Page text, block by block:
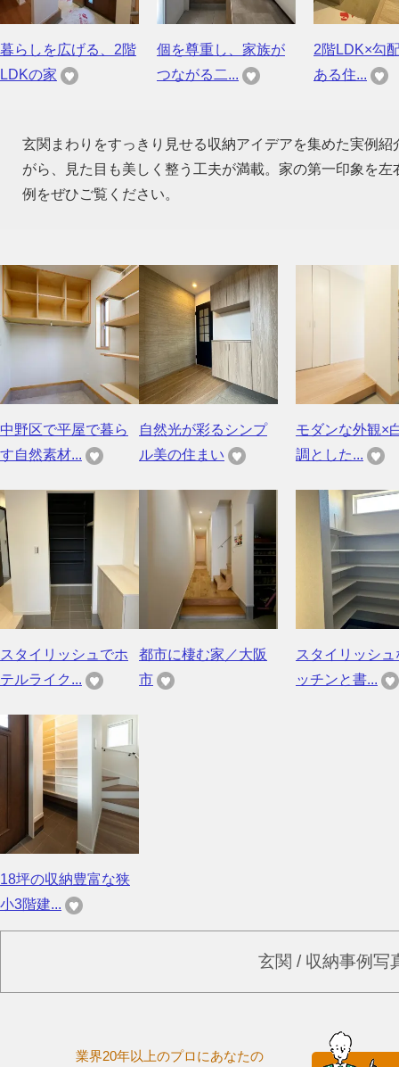
暮らしを広げる、2階
LDKの家
個を尊重し、家族が
つながる二...
2階LDK×勾
ある住...
玄関まわりをすっきり見せる収納アイデアを集めた実例
がら、見た目も美しく整う工夫が満載。家の第一印象を
例をぜひご覧ください。
中野区で平屋で暮ら
す自然素材...
自然光が彩るシンプ
ル美の住まい
モダンな外観×
調とした...
スタイリッシュでホ
テルライク...
都市に棲む家／大阪
市
スタイリッシュ
ッチンと書...
18坪の収納豊富な狭
小3階建...
玄関 / 収納事例写
業界20年以上のプロにあなたの